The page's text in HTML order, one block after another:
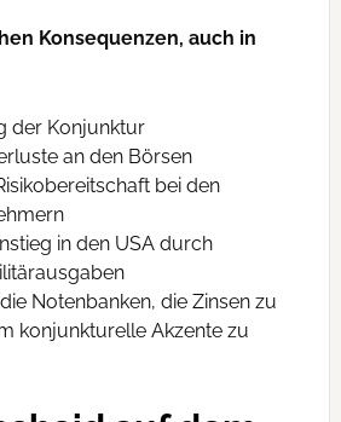
Konsequenzen, auch in
der Konjunktur
an den Börsen
bei den
in den USA durch
Notenbanken, die Zinsen zu
konjunkturelle Akzente zu